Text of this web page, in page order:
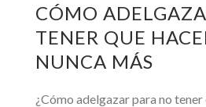
CÓMO
TENER QUE
NUNCA MÁS
¿Cómo adelgazar para no